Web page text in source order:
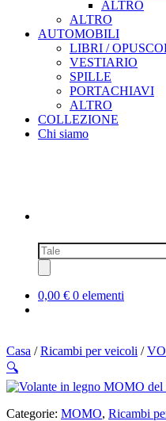
ALTRO
ALTRO
AUTOMOBILI
LIBRI /
VESTIARIO
SPILLE
PORTACHIAVI
ALTRO
COLLEZIONE
Chi siamo
Ricerca
prodotti
0,00 € 0 elementi
Casa /Ricambi per veicoli /
🔍
Categorie: MOMO, Ricambi